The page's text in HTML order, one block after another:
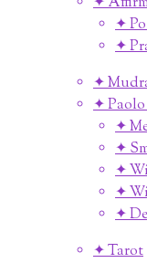
✦
✦
✦
✦
✦
✦
✦
✦
✦
✦ Tarot